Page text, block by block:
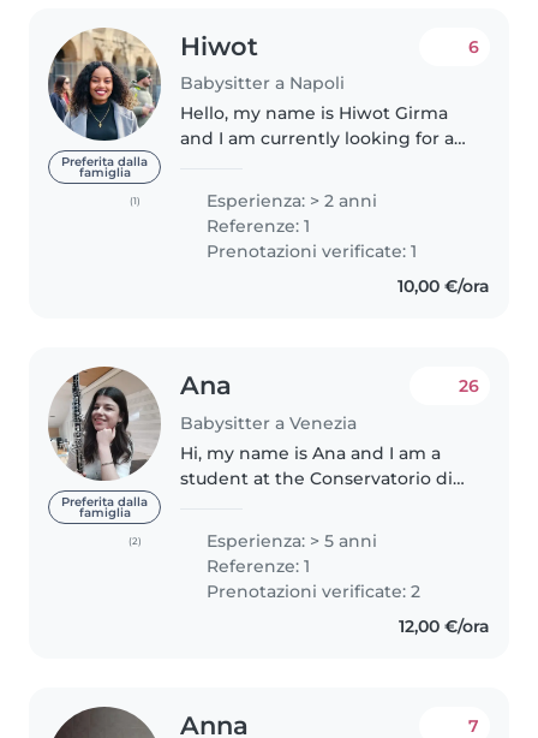
Preferita dalla
famiglia
(1)
Hiwot
Babysitter a Napoli
6
Hello, my name is Hiwot Girma
and I am currently looking for a
responsible, patient, and caring
person who truly enjoys
spending time with children...
Esperienza: > 2 anni
Referenze: 1
Prenotazioni verificate: 1
10,00 €/ora
Preferita dalla
famiglia
(2)
Ana
Babysitter a Venezia
26
Hi, my name is Ana and I am a
student at the Conservatorio di
and I've been babysitting since I
was little (i have a younger
brother and sister) plus..
Esperienza: > 5 anni
Referenze: 1
Prenotazioni verificate: 2
12,00 €/ora
Anna 7